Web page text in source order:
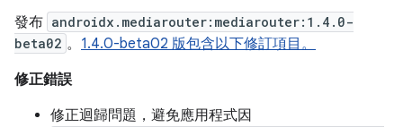
發布 androidx.mediarouter:mediarouter:1.4.0-
beta02 。 1.4.0-beta02 版包含以下修訂項目。
修正錯誤
修正迴歸問題，避免應用程式因